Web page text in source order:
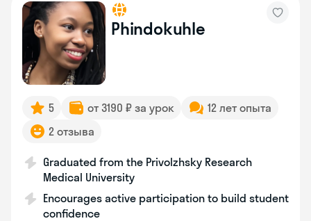
Phindokuhle
5 от 3190 ₽ за урок
12 лет опыта
2 отзыва
Graduated from the Privolzhsky Research
Medical University
Encourages active participation to build student
confidence